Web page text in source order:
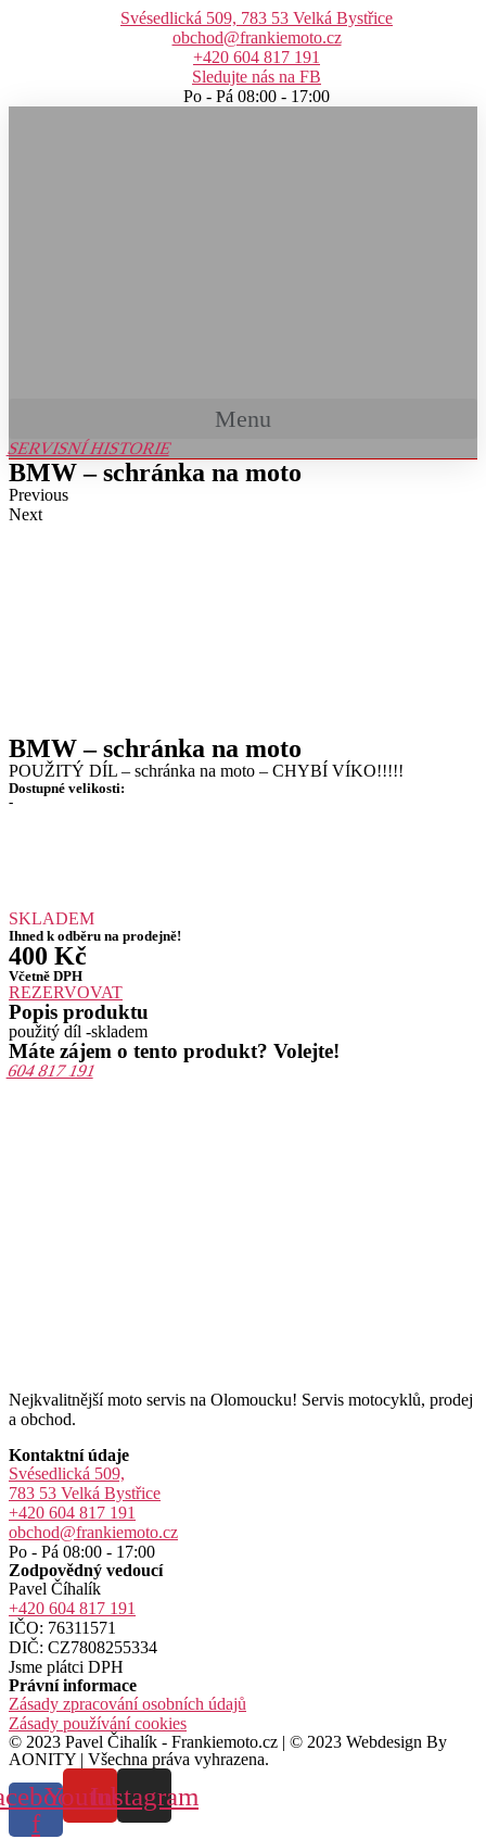
Svésedlická 509, 783 53 Velká Bystřice
obchod@frankiemoto.cz
+420 604 817 191
Sledujte nás na FB
Po - Pá 08:00 - 17:00
Menu
SERVISNÍ HISTORIE
BMW – schránka na moto
Previous
Next
BMW – schránka na moto
POUŽITÝ DÍL – schránka na moto – CHYBÍ VÍKO!!!!!
Dostupné velikosti:
-
SKLADEM
Ihned k odběru na prodejně!
400 Kč
Včetně DPH
REZERVOVAT
Popis produktu
použitý díl -skladem
Máte zájem o tento produkt? Volejte!
604 817 191
Nejkvalitnější moto servis na Olomoucku! Servis motocyklů, prodej
a obchod.
Kontaktní údaje
Svésedlická 509,
783 53 Velká Bystřice
+420 604 817 191
obchod@frankiemoto.cz
Po - Pá 08:00 - 17:00
Zodpovědný vedoucí
Pavel Číhalík
+420 604 817 191
IČO: 76311571
DIČ: CZ7808255334
Jsme plátci DPH
Právní informace
Zásady zpracování osobních údajů
Zásady používání cookies
© 2023 Pavel Čihalík - Frankiemoto.cz | © 2023 Webdesign By
AONITY | Všechna práva vyhrazena.
f
YoutubeInstagram